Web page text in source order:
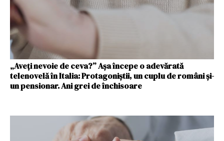
„Aveți nevoie de ceva?” Așa începe o adevărată
telenovelă în Italia: Protagoniștii, un cuplu de români și-
un pensionar. Ani grei de închisoare